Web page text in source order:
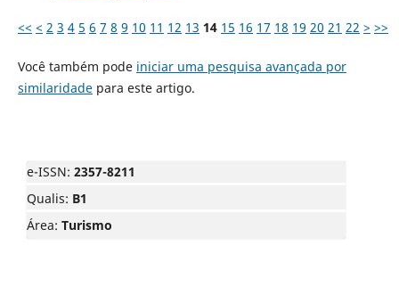
<< < 2 3 4 5 6 7 8 9 10 11 12 13 14 15 16 17 18 19 20 21 22 > >>
Você também pode iniciar uma pesquisa avançada por
similaridadepara este artigo.
e-ISSN: 2357-8211
Qualis: B1
Área: Turismo